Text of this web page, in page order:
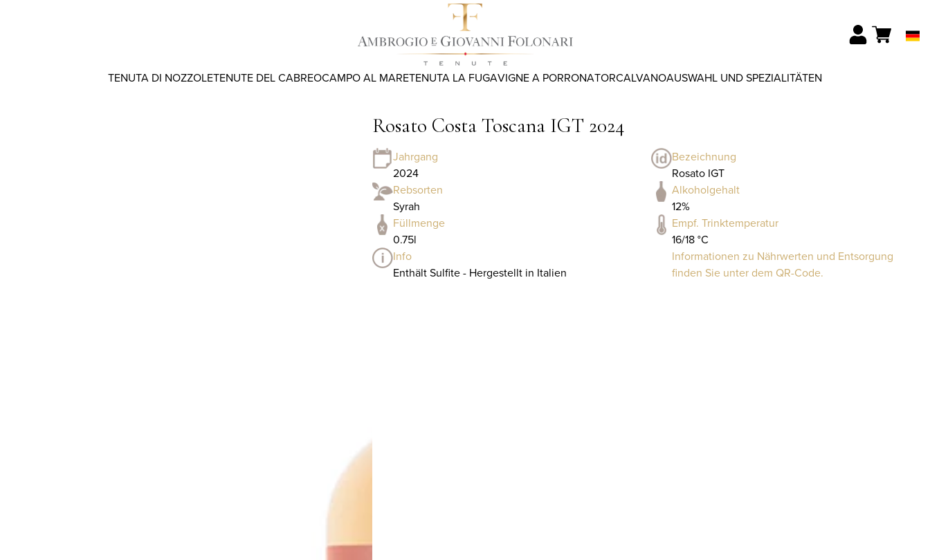
TENUTA DI NOZZOLETENUTE DEL CABREOCAMPO AL MARETENUTA LA FUGAVIGNE A PORRONATORCALVANOAUSWAHL UND SPEZIALITÄTEN
Rosato Costa Toscana IGT 2024
Jahrgang
2024
Bezeichnung
Rosato IGT
Rebsorten
Syrah
Alkoholgehalt
12%
Füllmenge
0.75l
Empf. Trinktemperatur
16/18 °C
Info
Enthält Sulfite - Hergestellt in Italien
Informationen zu Nährwerten und Entsorgung
finden Sie unter dem QR-Code.